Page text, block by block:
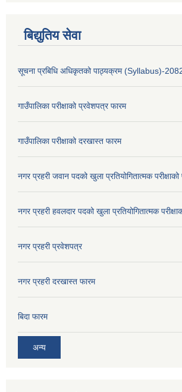
बिद्युतिय सेवा
सूचना प्रबिधि अधिकृतको पाठ्यक्रम (Syllabus)-
गाउँपालिका परीक्षाको प्रवेशपत्र फारम
गाउँपालिका परीक्षाको दरखास्त फारम
नगर प्रहरी जवान पदको खुला प्रतियोगितात्मक
नगर प्रहरी हवलदार पदको खुला प्रतियोगितात्मक
नगर प्रहरी प्रवेशपत्र
नगर प्रहरी दरखास्त फारम
बिदा फारम
अन्य